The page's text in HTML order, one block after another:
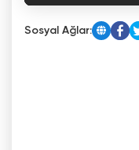
Sosyal Ağlar: